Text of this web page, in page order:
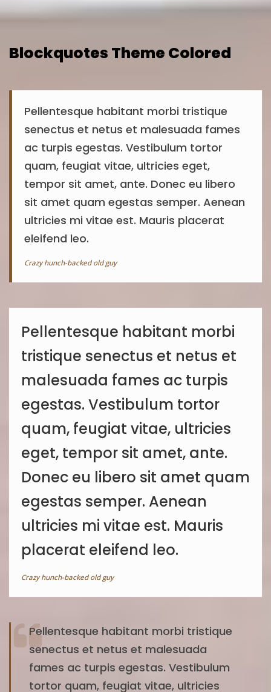
Blockquotes Theme Colored
Pellentesque habitant morbi tristique
senectus et netus et malesuada fames
ac turpis egestas. Vestibulum tortor
quam, feugiat vitae, ultricies eget,
tempor sit amet, ante. Donec eu libero
sit amet quam egestas semper. Aenean
ultricies mi vitae est. Mauris placerat
eleifend leo.
Crazy hunch-backed old guy
Pellentesque habitant morbi
tristique senectus et netus et
malesuada fames ac turpis
egestas. Vestibulum tortor
quam, feugiat vitae, ultricies
eget, tempor sit amet, ante.
Donec eu libero sit amet quam
egestas semper. Aenean
ultricies mi vitae est. Mauris
placerat eleifend leo.
Crazy hunch-backed old guy
Pellentesque habitant morbi tristique
senectus et netus et malesuada
fames ac turpis egestas. Vestibulum
tortor quam, feugiat vitae, ultricies